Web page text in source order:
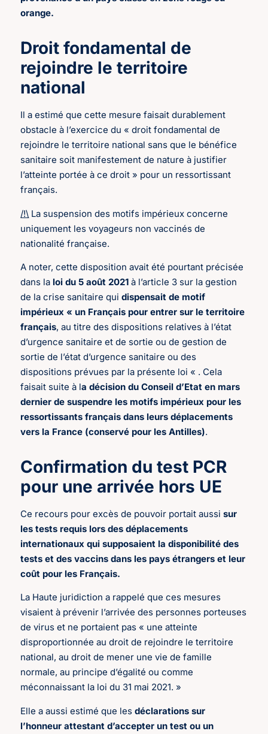
orange.
Droit fondamental de
rejoindre le territoire
national
Il a estimé que cette mesure faisait durablement
obstacle à l’exercice du « droit fondamental de
rejoindre le territoire national sans que le bénéfice
sanitaire soit manifestement de nature à justifier
l’atteinte portée à ce droit » pour un ressortissant
français.
/!\ La suspension des motifs impérieux concerne
uniquement les voyageurs non vaccinés de
nationalité française.
A noter, cette disposition avait été pourtant précisée
dans la loi du 5 août 2021 à l’article 3 sur la gestion
de la crise sanitaire quidispensait de motif
impérieux « un Français pour entrer sur le territoire
français, au titre des dispositions relatives à l’état
d’urgence sanitaire et de sortie ou de gestion de
sortie de l’état d’urgence sanitaire ou des
dispositions prévues par la présente loi « . Cela
faisait suite à la décision du Conseil d’Etat en mars
dernier de suspendre les motifs impérieux pour les
ressortissants français dans leurs déplacements
vers la France (conservé pour les Antilles).
Confirmation du test PCR
pour une arrivée hors UE
Ce recours pour excès de pouvoir portait aussi sur
les tests requis lors des déplacements
internationaux qui supposaient la disponibilité des
tests et des vaccins dans les pays étrangers et leur
coût pour les Français.
La Haute juridiction a rappelé que ces mesures
visaient à prévenir l’arrivée des personnes porteuses
de virus et ne portaient pas « une atteinte
disproportionnée au droit de rejoindre le territoire
national, au droit de mener une vie de famille
normale, au principe d’égalité ou comme
méconnaissant la loi du 31 mai 2021. »
Elle a aussi estimé que lesdéclarations sur
l’honneur attestant d’accepter un test ou un